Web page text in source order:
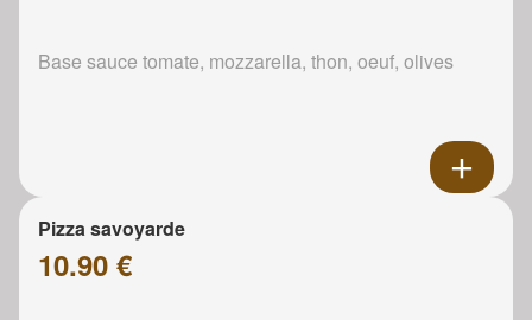
Base sauce tomate, mozzarella, thon, oeuf, olives
Pizza savoyarde
10.90 €